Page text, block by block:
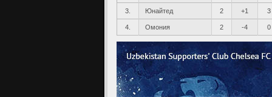
3. Юнайтед 2 +1 3
4. Омония 2 -4 0